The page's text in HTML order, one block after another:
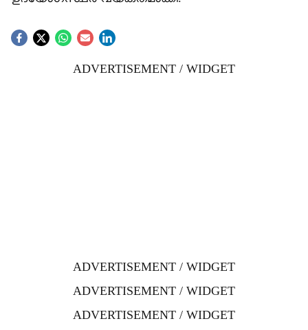
ADVERTISEMENT / WIDGET
ADVERTISEMENT / WIDGET
ADVERTISEMENT / WIDGET
ADVERTISEMENT / WIDGET